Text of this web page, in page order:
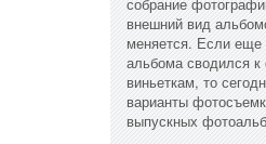
внешний вид
меняется. Если еще
альбома сводился
виньеткам, то
варианты
выпускных